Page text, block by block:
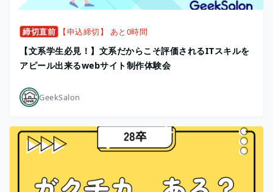
締切直前 【申込締切】 あと0時間
【文系学生必見！】文系だからこそ評価されるITスキルを
アピール出来るwebサイト制作体験会
GeekSalon